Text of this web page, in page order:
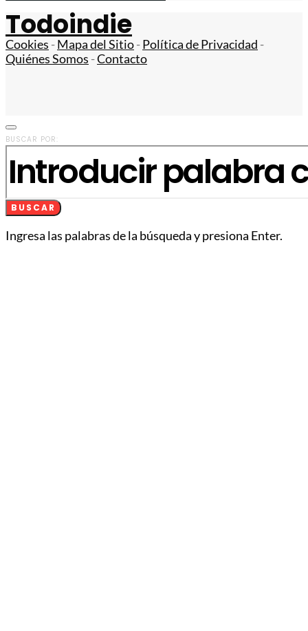
Todoindie
Cookies -Mapa del Sitio-Política de Privacidad -
Quiénes Somos -Contacto
BUSCAR POR:
BUSCAR
Ingresa las palabras de la búsqueda y presiona Enter.